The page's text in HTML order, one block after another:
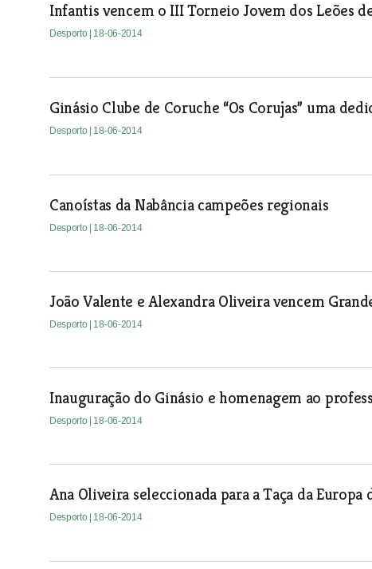
Infantis vencem o III Torneio Jovem dos Leões
Desporto | 18-06-2014
Ginásio Clube de Coruche “Os Corujas” uma
Desporto | 18-06-2014
Canoístas da Nabância campeões regionais
Desporto | 18-06-2014
João Valente e Alexandra Oliveira vencem
Desporto | 18-06-2014
Inauguração do Ginásio e homenagem ao
Desporto | 18-06-2014
Ana Oliveira seleccionada para a Taça da Europa
Desporto | 18-06-2014